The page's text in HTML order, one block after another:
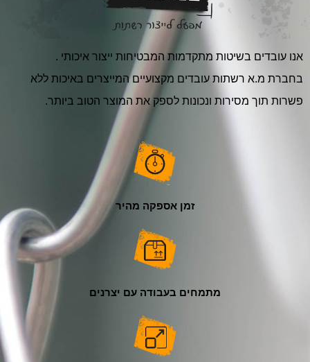
אנו עובדים בשיטות מתקדמות המבטיחות ייצור איכותי .
בחברת מ.א רשתות עובדים מקצועיים המייצרים באיכות ללא
פשרות תוך מסירות ונכונות לספק את המוצר הטוב ביותר.
זמן אספקה מהיר
מתמחים בעבודה עם יצרנים